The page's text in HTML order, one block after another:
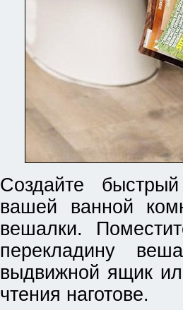
Создайте
вашей ванной
вешалки.
перекладину
выдвижной ящик
чтения наготове.